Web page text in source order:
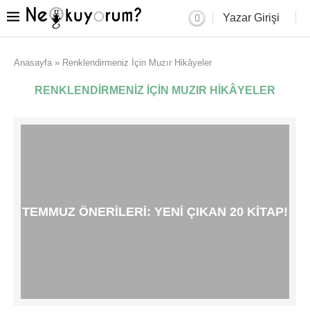
Yazar Girişi
Anasayfa » Renklendirmeniz İçin Muzır Hikâyeler
RENKLENDIRMENIZ İÇIN MUZIR HIKÂYELER
TEMMUZ ÖNERILERI: YENI ÇIKAN 20 KITAP!